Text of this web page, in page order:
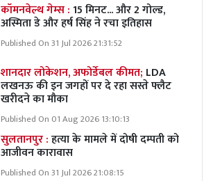
कॉमनवेल्थ गेम्स :15 मिनट... और 2 गोल्ड,
अस्मिता डे और हर्ष सिंह ने रचा इतिहास
Published On 31 Jul 2026 21:31:52
शानदार लोकेशन, अफोर्डेबल कीमत; LDA
लखनऊ की इन जगहों पर दे रहा सस्ते फ्लैट
खरीदने का मौका
Published On 01 Aug 2026 13:10:13
सुलतानपुर :हत्या के मामले में दोषी दम्पती को
आजीवन कारावास
Published On 31 Jul 2026 21:08:15